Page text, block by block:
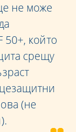
не може
50+, който
срещу
(не